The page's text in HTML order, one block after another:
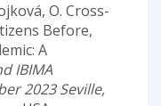
O. Cross-
Before,
A
IBIMA
2023 Seville,